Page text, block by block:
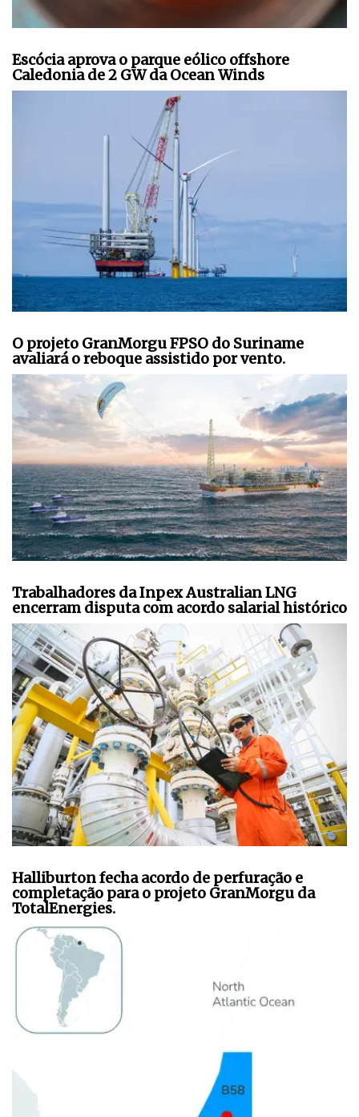
Escócia aprova o parque eólico offshore
Caledonia de 2 GW da Ocean Winds
O projeto GranMorgu FPSO do Suriname
avaliará o reboque assistido por vento.
Trabalhadores da Inpex Australian LNG
encerram disputa com acordo salarial histórico
Halliburton fecha acordo de perfuração e
completação para o projeto GranMorgu da
TotalEnergies.